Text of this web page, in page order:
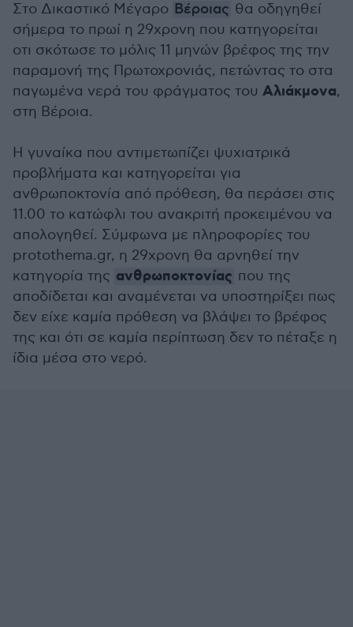
Στο Δικαστικό Μέγαρο Βέροιας θα οδηγηθεί
σήμερα το πρωί η 29χρονη που κατηγορείται
οτι σκότωσε το μόλις 11 μηνών βρέφος της την
παραμονή της Πρωτοχρονιάς, πετώντας το στα
παγωμένα νερά του φράγματος του Αλιάκμονα,
στη Βέροια.
Η γυναίκα που αντιμετωπίζει ψυχιατρικά
προβλήματα και κατηγορείται για
ανθρωποκτονία από πρόθεση, θα περάσει στις
11.00 το κατώφλι του ανακριτή προκειμένου να
απολογηθεί. Σύμφωνα με πληροφορίες του
protothema.gr, η 29χρονη θα αρνηθεί την
κατηγορία της ανθρωποκτονίας που της
αποδίδεται και αναμένεται να υποστηρίξει πως
δεν είχε καμία πρόθεση να βλάψει το βρέφος
της και ότι σε καμία περίπτωση δεν το πέταξε η
ίδια μέσα στο νερό.